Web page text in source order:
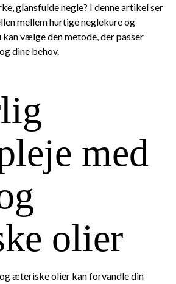
glansfulde negle? I denne artikel ser
mellem hurtige neglekure og
kan vælge den metode, der passer
dine behov.
med
olier
æteriske olier kan forvandle din